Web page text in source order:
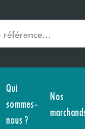
Qui
sommes-
nous ?
Nos